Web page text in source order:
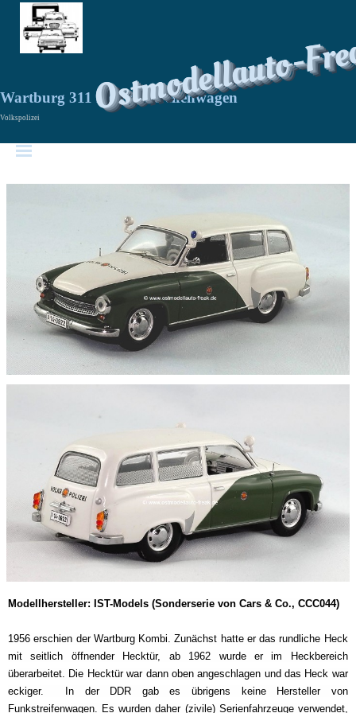
Ostmodellauto-
Wartburg 311 Kombi Streifenwagen
Volkspolizei
Modellhersteller: IST-Models (Sonderserie von Cars & Co., CCC044)
1956 erschien der Wartburg Kombi. Zunächst hatte er das rundliche Heck
mit seitlich öffnender Hecktür, ab 1962 wurde er im Heckbereich
überarbeitet. Die Hecktür war dann oben angeschlagen und das Heck war
eckiger. In der DDR gab es übrigens keine Hersteller von
Funkstreifenwagen. Es wurden daher (zivile) Serienfahrzeuge verwendet,